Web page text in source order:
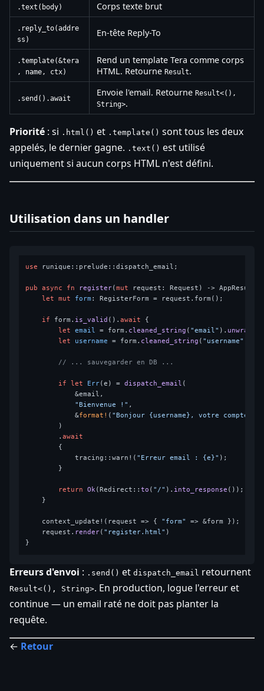
.text(body) Corps texte brut
.reply_to(addre
ss)
En-tête Reply-To
.template(&tera
, name, ctx)
Rend un template Tera comme corps
HTML. Retourne Result.
.send().await
Envoie l'email. Retourne Result<(),
String>.
Priorité : si .html() et .template() sont tous les deux
appelés, le dernier gagne. .text() est utilisé
uniquement si aucun corps HTML n'est défini.
Utilisation dans un handler
use runique::prelude::dispatch_email;
pub async fn register(mut request: Request) ->
let
mut form : RegisterForm = request.form();
if form. is_valid ().await {
let
email = form. cleaned_string ( "email" ).
let
username = form. cleaned_string ( "username"
// ... sauvegarder en DB ...
if let Err(e) = dispatch_email (
            &email,
"Bienvenue !" ,
            &
format! ( "Bonjour {username}, votre compte
        )
        .
await
        {
            tracing::warn!(
"Erreur email : {e}" );
        }
return Ok(Redirect::to ( "/" ). into_response ());
    }
    context_update!(request => {
"form"
=> &form });
    request.
render( "register.html" )
Erreurs d'envoi : .send() et dispatch_email retournent
Result<(), String>. En production, logue l'erreur et
continue — un email raté ne doit pas planter la
requête.
← Retour